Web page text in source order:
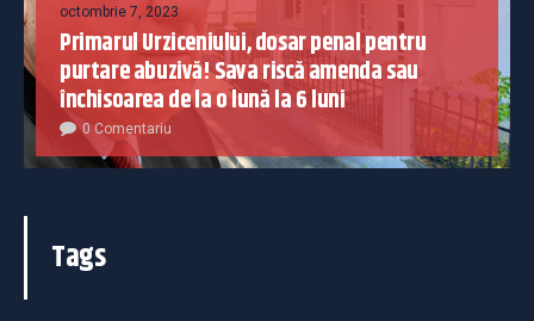
octombrie 7, 2023
Primarul Urziceniului, dosar penal pentru
purtare abuzivă! Sava riscă amenda sau
închisoarea de la o lună la 6 luni
0 Comentariu
Tags